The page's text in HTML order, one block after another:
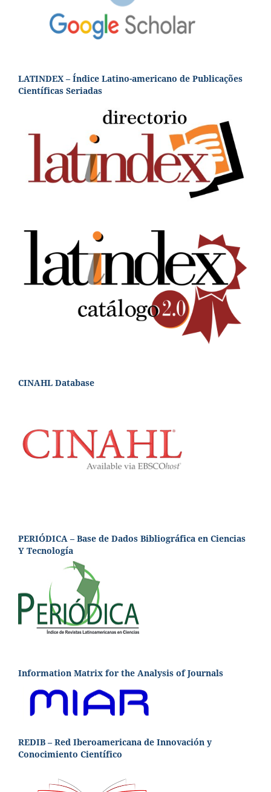
LATINDEX – Índice Latino-americano de Publicações
Científicas Seriadas
CINAHL Database
PERIÓDICA – Base de Dados Bibliográfica en Ciencias
Y Tecnología
Information Matrix for the Analysis of Journals
REDIB – Red Iberoamericana de Innovación y
Conocimiento Científico